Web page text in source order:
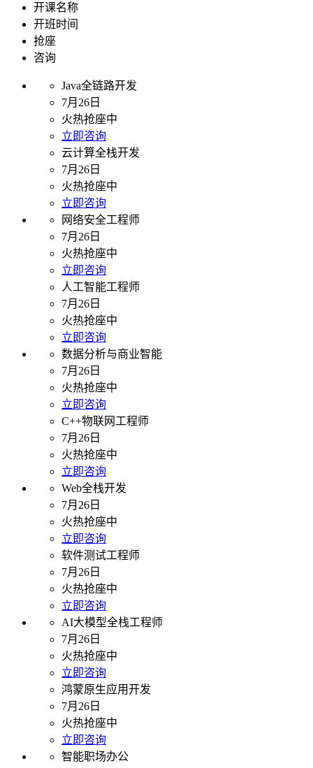
开课名称
开班时间
抢座
咨询
Java全链路开发
7月26日
火热抢座中
立即咨询
云计算全栈开发
7月26日
火热抢座中
立即咨询
网络安全工程师
7月26日
火热抢座中
立即咨询
人工智能工程师
7月26日
火热抢座中
立即咨询
数据分析与商业智能
7月26日
火热抢座中
立即咨询
C++物联网工程师
7月26日
火热抢座中
立即咨询
Web全栈开发
7月26日
火热抢座中
立即咨询
软件测试工程师
7月26日
火热抢座中
立即咨询
AI大模型全栈工程师
7月26日
火热抢座中
立即咨询
鸿蒙原生应用开发
7月26日
火热抢座中
立即咨询
智能职场办公